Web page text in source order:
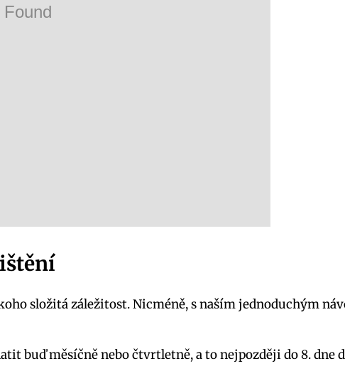
složitá záležitost. Nicméně, s naším jednoduchým
buď měsíčně nebo čtvrtletně, a to nejpozději do 8. dne